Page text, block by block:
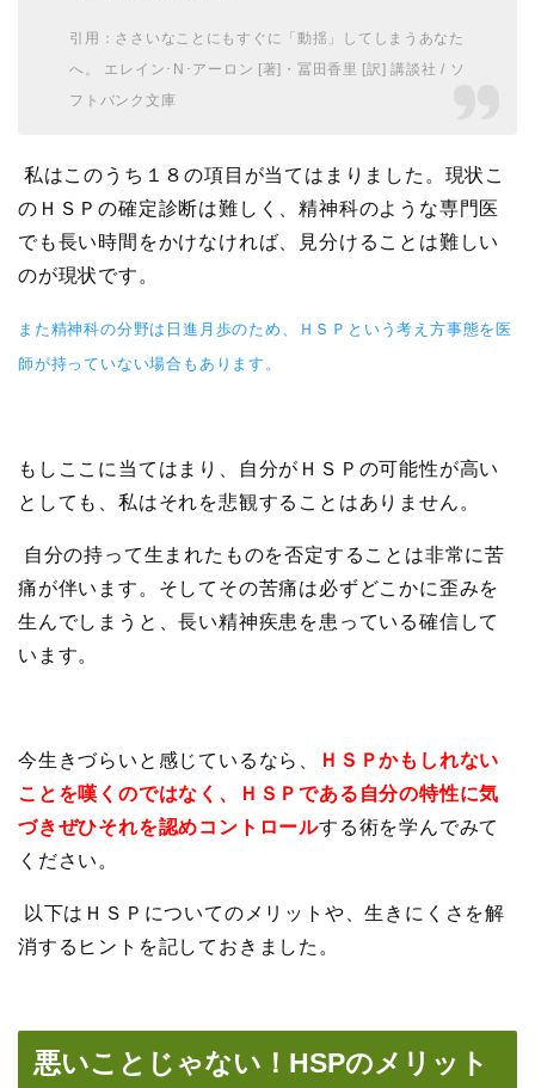
引用：ささいなことにもすぐに「動揺」してしまうあなた
へ。 エレイン･N･アーロン [著]・冨田香里 [訳] 講談社 / ソ
フトバンク文庫
私はこのうち１８の項目が当てはまりました。現状こ
のＨＳＰの確定診断は難しく、精神科のような専門医
でも長い時間をかけなければ、見分けることは難しい
のが現状です。
また精神科の分野は日進月歩のため、ＨＳＰという考え方事態を医
師が持っていない場合もあります。
もしここに当てはまり、自分がＨＳＰの可能性が高い
としても、私はそれを悲観することはありません。
自分の持って生まれたものを否定することは非常に苦
痛が伴います。そしてその苦痛は必ずどこかに歪みを
生んでしまうと、長い精神疾患を患っている確信して
います。
今生きづらいと感じているなら、
ＨＳＰかもしれない
ことを嘆くのではなく、ＨＳＰである自分の特性に気
づきぜひそれを認めコントロールする術を学んでみて
ください。
以下はＨＳＰについてのメリットや、生きにくさを解
消するヒントを記しておきました。
悪いことじゃない！HSPのメリット